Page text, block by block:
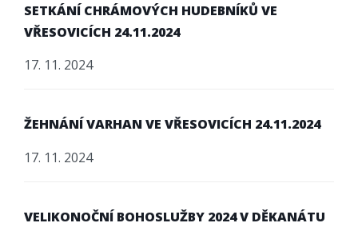
SETKÁNÍ CHRÁMOVÝCH HUDEBNÍKŮ VE
VŘESOVICÍCH 24.11.2024
17. 11. 2024
ŽEHNÁNÍ VARHAN VE VŘESOVICÍCH 24.11.2024
17. 11. 2024
VELIKONOČNÍ BOHOSLUŽBY 2024 V DĚKANÁTU